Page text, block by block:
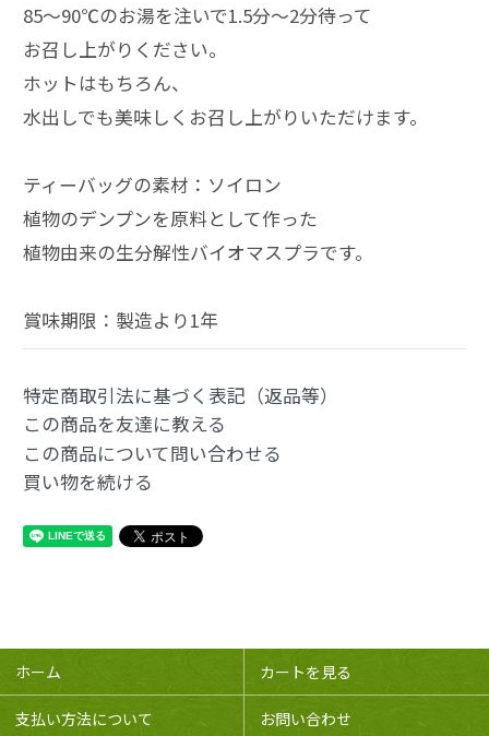
85～90℃のお湯を注いで1.5分～2分待って
お召し上がりください。
ホットはもちろん、
水出しでも美味しくお召し上がりいただけます。
ティーバッグの素材：ソイロン
植物のデンプンを原料として作った
植物由来の生分解性バイオマスプラです。
賞味期限：製造より1年
特定商取引法に基づく表記（返品等）
この商品を友達に教える
この商品について問い合わせる
買い物を続ける
ホーム
支払い方法について
カートを見る
お問い合わせ